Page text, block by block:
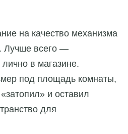
на качество механизма
Лучше всего —
лично в магазине.
под площадь комнаты,
и оставил
для